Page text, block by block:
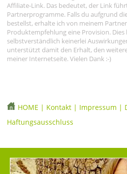
Affiliate-Link. Das bedeutet, der Link
Partnerprogramme. Falls du aufgrund
bestellst, erhalte ich von meinem
Produktempfehlung eine Provision. Dies
selbstverständlich keinerlei
unterstützt damit den Erhalt, den
meiner Internetseite. Vielen Dank :-)
HOME | Kontakt | Impressum |
Haftungsausschluss